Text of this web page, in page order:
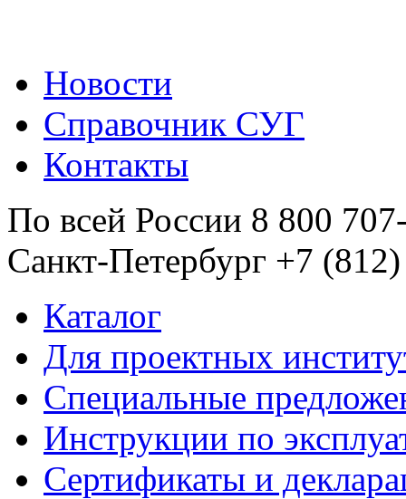
Новости
Справочник СУГ
Контакты
По всей России 8 800
Санкт-Петербург +7
Каталог
Для проектных
Специальные
Инструкции по
Сертификаты и